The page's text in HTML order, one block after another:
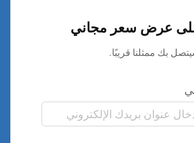
عرض سعر مجاني
بك ممثلنا قريبًا.